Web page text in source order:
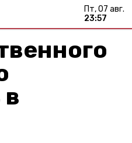
пт, 07 авг.
23:57